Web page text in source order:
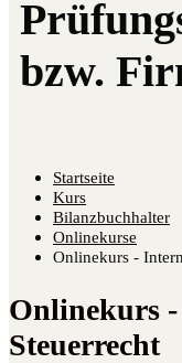
Startseite
Kurs
Bilanzbuchhalter
Onlinekurse
Onlinekurs -
Onlinekurs
Steuerrecht